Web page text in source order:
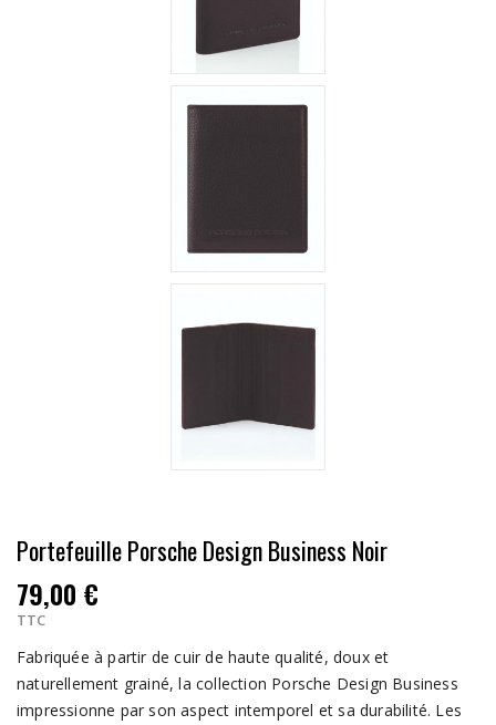
Portefeuille Porsche Design Business Noir
79,00 €
TTC
Fabriquée à partir de cuir de haute qualité, doux et
naturellement grainé, la collection Porsche Design Business
impressionne par son aspect intemporel et sa durabilité. Les